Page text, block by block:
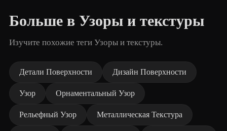
Больше в Узоры и текстуры
Изучите похожие теги Узоры и текстуры.
Детали Поверхности Дизайн Поверхности
Узор Орнаментальный Узор
Рельефный Узор Металлическая Текстура